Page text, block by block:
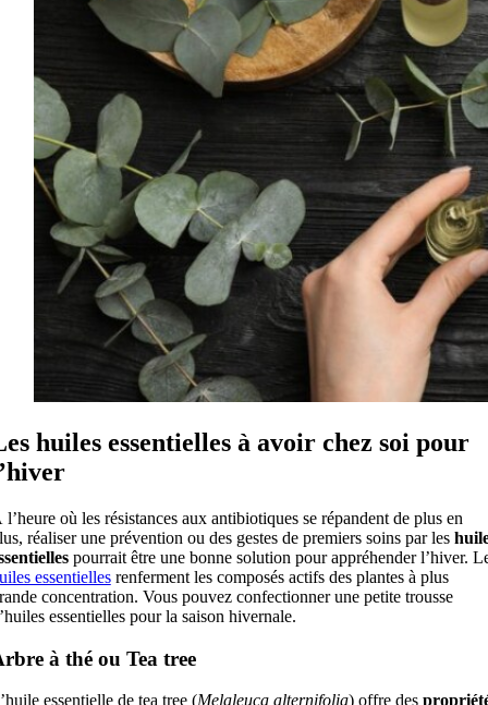
huiles essentielles à avoir chez soi pour
l’heure où les résistances aux antibiotiques se répandent de plus en
réaliser une prévention ou des gestes de premiers soins par les
pourrait être une bonne solution pour appréhender l’hiver.
essentiellesrenferment les composés actifs des plantes à plus
concentration. Vous pouvez confectionner une petite trousse
essentielles pour la saison hivernale.
à thé ou Tea tree
essentielle de tea tree (Melaleuca alternifolia) offre des